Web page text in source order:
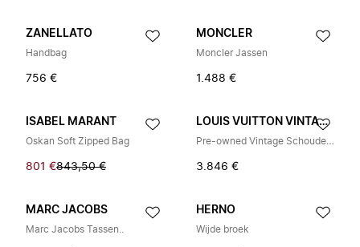
ZANELLATO
Handbag
756 €
MONCLER
Moncler Jassen
1.488 €
ISABEL MARANT
Oskan Soft Zipped Bag
801 €843,50 €
LOUIS VUITTON VINTAGE
Pre-owned Vintage Schoudertas
3.846 €
MARC JACOBS
Marc Jacobs Tassen..
HERNO
Wijde broek